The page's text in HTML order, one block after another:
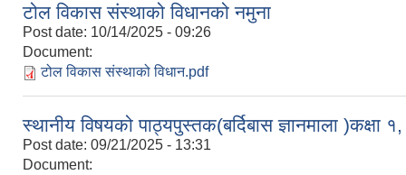
टोल विकास संस्थाको विधानको नमुना
Post date: 10/14/2025 - 09:26
Document:
टोल विकास संस्थाको विधान.pdf
स्थानीय विषयको पाठ्यपुस्तक(बर्दिबास ज्ञानमाला
Post date: 09/21/2025 - 13:31
Document: